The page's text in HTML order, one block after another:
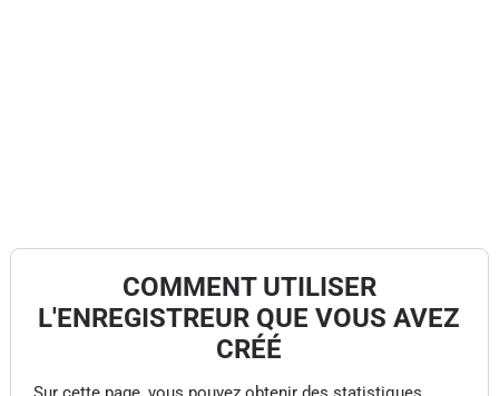
COMMENT UTILISER
L'ENREGISTREUR QUE VOUS AVEZ
CRÉÉ